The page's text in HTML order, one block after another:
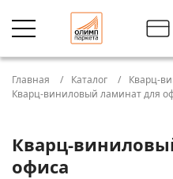
Главная Каталог
Кварц-
Кварц-виниловый ламинат для
Кварц-
офиса